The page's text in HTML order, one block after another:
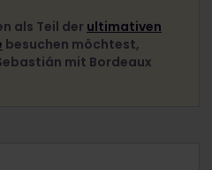
als Teil der ultimativen
besuchen möchtest,
mit Bordeaux